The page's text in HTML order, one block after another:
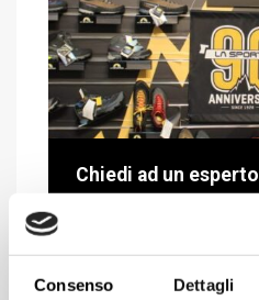
Consenso Dettagli
Chiedi ad un esperto